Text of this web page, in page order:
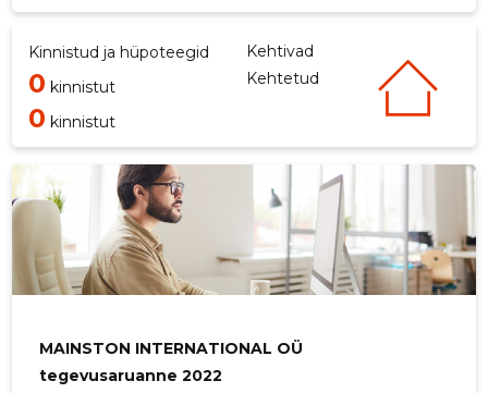
Kinnistud ja hüpoteegid Kehtivad
0 kinnistut Kehtetud
0 kinnistut
MAINSTON INTERNATIONAL OÜ
tegevusaruanne 2022